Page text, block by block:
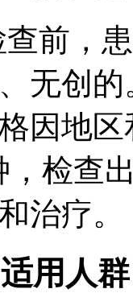
前，
无创
因地
，检查
治疗。
用人群